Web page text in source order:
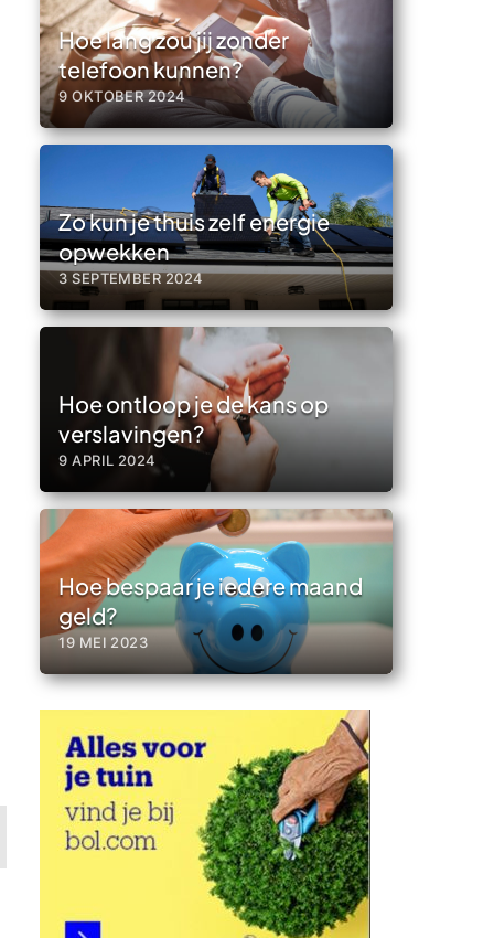
Hoe lang zou jij zonder
telefoon kunnen?
9 OKTOBER 2024
Zo kun je thuis zelf energie
opwekken
3 SEPTEMBER 2024
Hoe ontloop je de kans op
verslavingen?
9 APRIL 2024
Hoe bespaar je iedere maand
geld?
19 MEI 2023